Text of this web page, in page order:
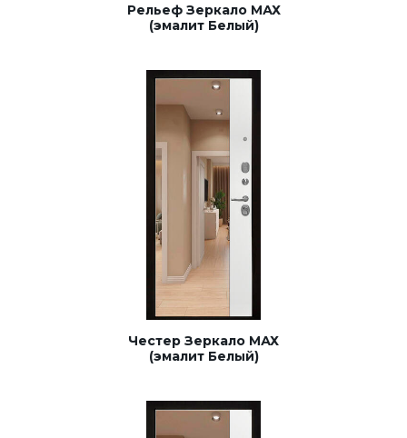
Рельеф Зеркало МАХ
(эмалит Белый)
Честер Зеркало МАХ
(эмалит Белый)